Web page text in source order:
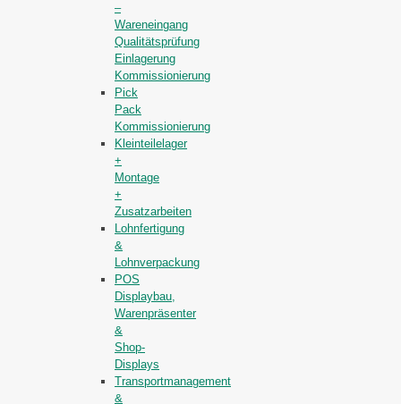
–
Wareneingang
Qualitätsprüfung
Einlagerung
Kommissionierung
Pick
Pack
Kommissionierung
Kleinteilelager
+
Montage
+
Zusatzarbeiten
Lohnfertigung
&
Lohnverpackung
POS
Displaybau,
Warenpräsenter
&
Shop-
Displays
Transportmanagement
&